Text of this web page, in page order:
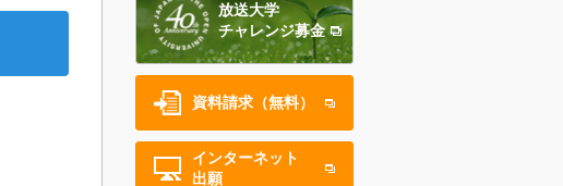
放送大学
チャレンジ募金
資料請求（無料）
インターネット
出願